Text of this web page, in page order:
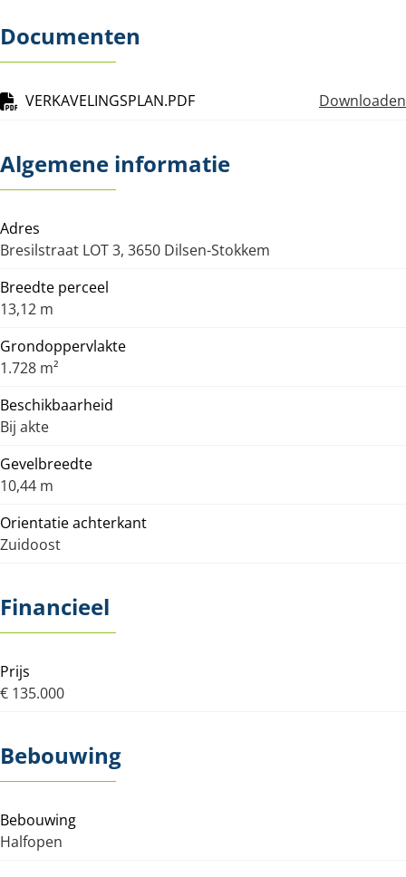
Documenten
VERKAVELINGSPLAN.PDF Downloaden
Algemene informatie
Adres
Bresilstraat LOT 3, 3650 Dilsen-Stokkem
Breedte perceel
13,12 m
Grondoppervlakte
1.728 m²
Beschikbaarheid
Bij akte
Gevelbreedte
10,44 m
Orientatie achterkant
Zuidoost
Financieel
Prijs
€ 135.000
Bebouwing
Bebouwing
Halfopen